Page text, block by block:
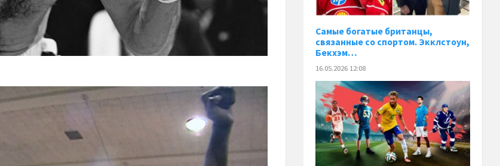
Самые богатые британцы,
связанные со спортом. Экклстоун,
Бекхэм…
16.05.2026 12:08